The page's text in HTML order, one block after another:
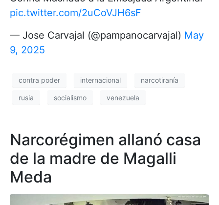
pic.twitter.com/2uCoVJH6sF
— Jose Carvajal (@pampanocarvajal) May
9, 2025
contra poder internacional narcotiranía
rusia socialismo venezuela
Narcorégimen allanó casa
de la madre de Magalli
Meda